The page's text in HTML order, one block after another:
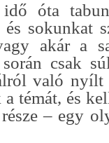
óta
és sokunkat
akár a
csak
való nyílt
témát, és
– egy